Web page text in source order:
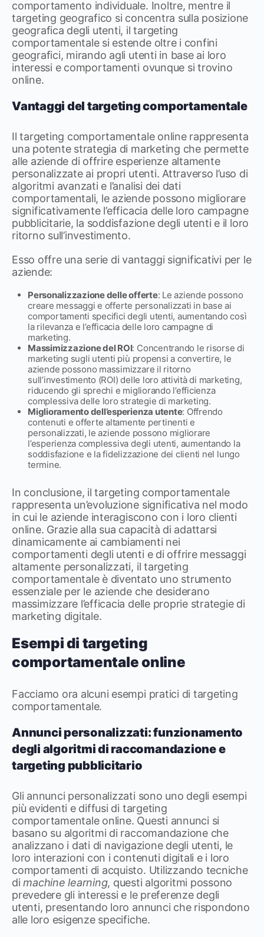
comportamento individuale. Inoltre, mentre il
targeting geografico si concentra sulla posizione
geografica degli utenti, il targeting
comportamentale si estende oltre i confini
geografici, mirando agli utenti in base ai loro
interessi e comportamenti ovunque si trovino
online.
Vantaggi del targeting comportamentale
Il targeting comportamentale online rappresenta
una potente strategia di marketing che permette
alle aziende di offrire esperienze altamente
personalizzate ai propri utenti. Attraverso l’uso di
algoritmi avanzati e l’analisi dei dati
comportamentali, le aziende possono migliorare
significativamente l’efficacia delle loro campagne
pubblicitarie, la soddisfazione degli utenti e il loro
ritorno sull’investimento.
Esso offre una serie di vantaggi significativi per le
aziende:
Personalizzazione delle offerte: Le aziende possono
creare messaggi e offerte personalizzati in base ai
comportamenti specifici degli utenti, aumentando così
la rilevanza e l’efficacia delle loro campagne di
marketing.
Massimizzazione del ROI: Concentrando le risorse di
marketing sugli utenti più propensi a convertire, le
aziende possono massimizzare il ritorno
sull’investimento (ROI) delle loro attività di marketing,
riducendo gli sprechi e migliorando l’efficienza
complessiva delle loro strategie di marketing.
Miglioramento dell’esperienza utente: Offrendo
contenuti e offerte altamente pertinenti e
personalizzati, le aziende possono migliorare
l’esperienza complessiva degli utenti, aumentando la
soddisfazione e la fidelizzazione dei clienti nel lungo
termine.
In conclusione, il targeting comportamentale
rappresenta un’evoluzione significativa nel modo
in cui le aziende interagiscono con i loro clienti
online. Grazie alla sua capacità di adattarsi
dinamicamente ai cambiamenti nei
comportamenti degli utenti e di offrire messaggi
altamente personalizzati, il targeting
comportamentale è diventato uno strumento
essenziale per le aziende che desiderano
massimizzare l’efficacia delle proprie strategie di
marketing digitale.
Esempi di targeting
comportamentale online
Facciamo ora alcuni esempi pratici di targeting
comportamentale.
Annunci personalizzati: funzionamento
degli algoritmi di raccomandazione e
targeting pubblicitario
Gli annunci personalizzati sono uno degli esempi
più evidenti e diffusi di targeting
comportamentale online. Questi annunci si
basano su algoritmi di raccomandazione che
analizzano i dati di navigazione degli utenti, le
loro interazioni con i contenuti digitali e i loro
comportamenti di acquisto. Utilizzando tecniche
dimachine learning, questi algoritmi possono
prevedere gli interessi e le preferenze degli
utenti, presentando loro annunci che rispondono
alle loro esigenze specifiche.